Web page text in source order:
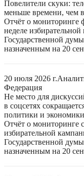
Повелители скуки:
меньше времени, чем
Отчёт о мониторинге
неделе
Государственной
назначенным на 20
20 июля 2026 г.
Федерация
Не место для
в соцсетях
политики и экономики
Отчёт о мониторинге
избирательной
Государственной
назначенным на 20